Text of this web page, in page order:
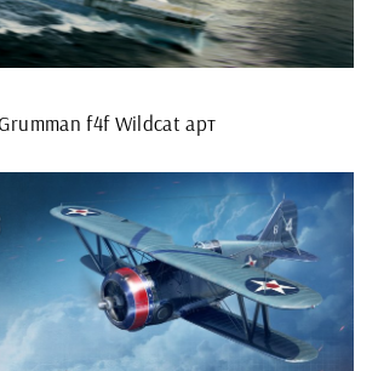
f4f Wildcat арт